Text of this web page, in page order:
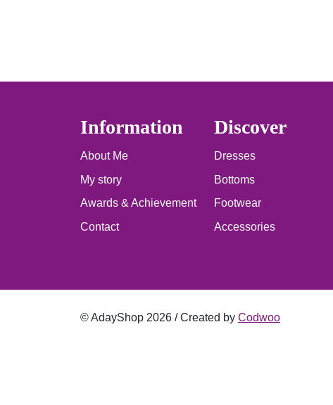
Information
About Me
My story
Awards & Achievement
Contact
Discover
Dresses
Bottoms
Footwear
Accessories
© AdayShop 2026 / Created by Codwoo